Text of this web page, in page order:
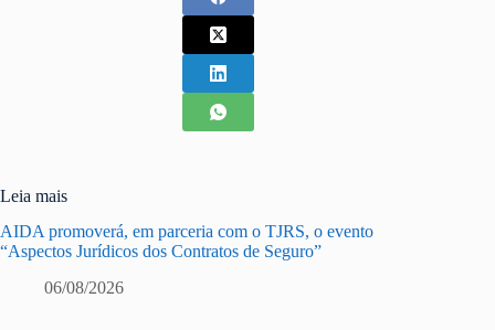
Leia mais
AIDA promoverá, em parceria com o TJRS, o evento
“Aspectos Jurídicos dos Contratos de Seguro”
06/08/2026